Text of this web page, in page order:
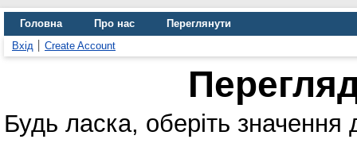
Головна Про нас
Переглянути
Вхід
Create Account
Будь ласка, оберіть значення